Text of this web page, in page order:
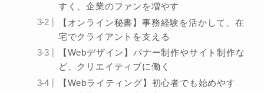
すく、企業のファンを増やす
【オンライン秘書】事務経験を活かして、在
宅でクライアントを支える
【Webデザイン】バナー制作やサイト制作な
ど、クリエイティブに働く
【Webライティング】初心者でも始めやす